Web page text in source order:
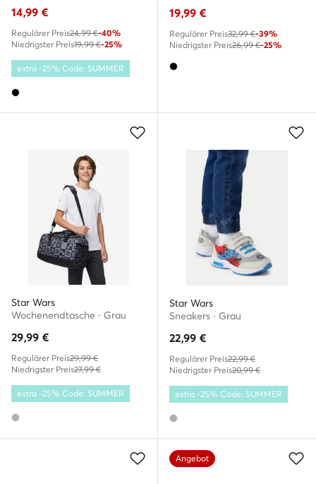
14,99 €
Regulärer Preis24,99 €-40%
Niedrigster Preis19,99 €-25%
extra -25% Code: SUMMER
19,99 €
Regulärer Preis32,99 €-39%
Niedrigster Preis26,99 €-25%
Star Wars
Wochenendtasche · Grau
29,99 €
Regulärer Preis29,99 €
Niedrigster Preis27,99 €
extra -25% Code: SUMMER
Star Wars
Sneakers · Grau
22,99 €
Regulärer Preis22,99 €
Niedrigster Preis20,99 €
extra -25% Code: SUMMER
Angebot